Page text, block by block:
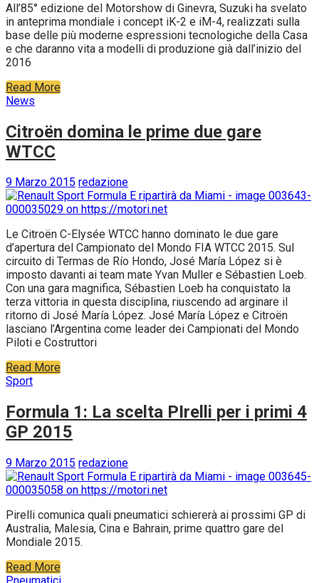
All’85° edizione del Motorshow di Ginevra, Suzuki ha svelato
in anteprima mondiale i concept iK-2 e iM-4, realizzati sulla
base delle più moderne espressioni tecnologiche della Casa
e che daranno vita a modelli di produzione già dall’inizio del
2016
Read More
News
Citroën domina le prime due gare
WTCC
9 Marzo 2015 redazione
Le Citroën C-Elysée WTCC hanno dominato le due gare
d’apertura del Campionato del Mondo FIA WTCC 2015. Sul
circuito di Termas de Río Hondo, José María López si è
imposto davanti ai team mate Yvan Muller e Sébastien Loeb.
Con una gara magnifica, Sébastien Loeb ha conquistato la
terza vittoria in questa disciplina, riuscendo ad arginare il
ritorno di José María López. José María López e Citroën
lasciano l’Argentina come leader dei Campionati del Mondo
Piloti e Costruttori
Read More
Sport
Formula 1: La scelta PIrelli per i primi 4
GP 2015
9 Marzo 2015 redazione
Pirelli comunica quali pneumatici schiererà ai prossimi GP di
Australia, Malesia, Cina e Bahrain, prime quattro gare del
Mondiale 2015.
Read More